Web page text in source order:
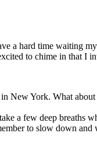
a hard time waiting
to chime in that I
New York. What
a few deep breaths
to slow down and